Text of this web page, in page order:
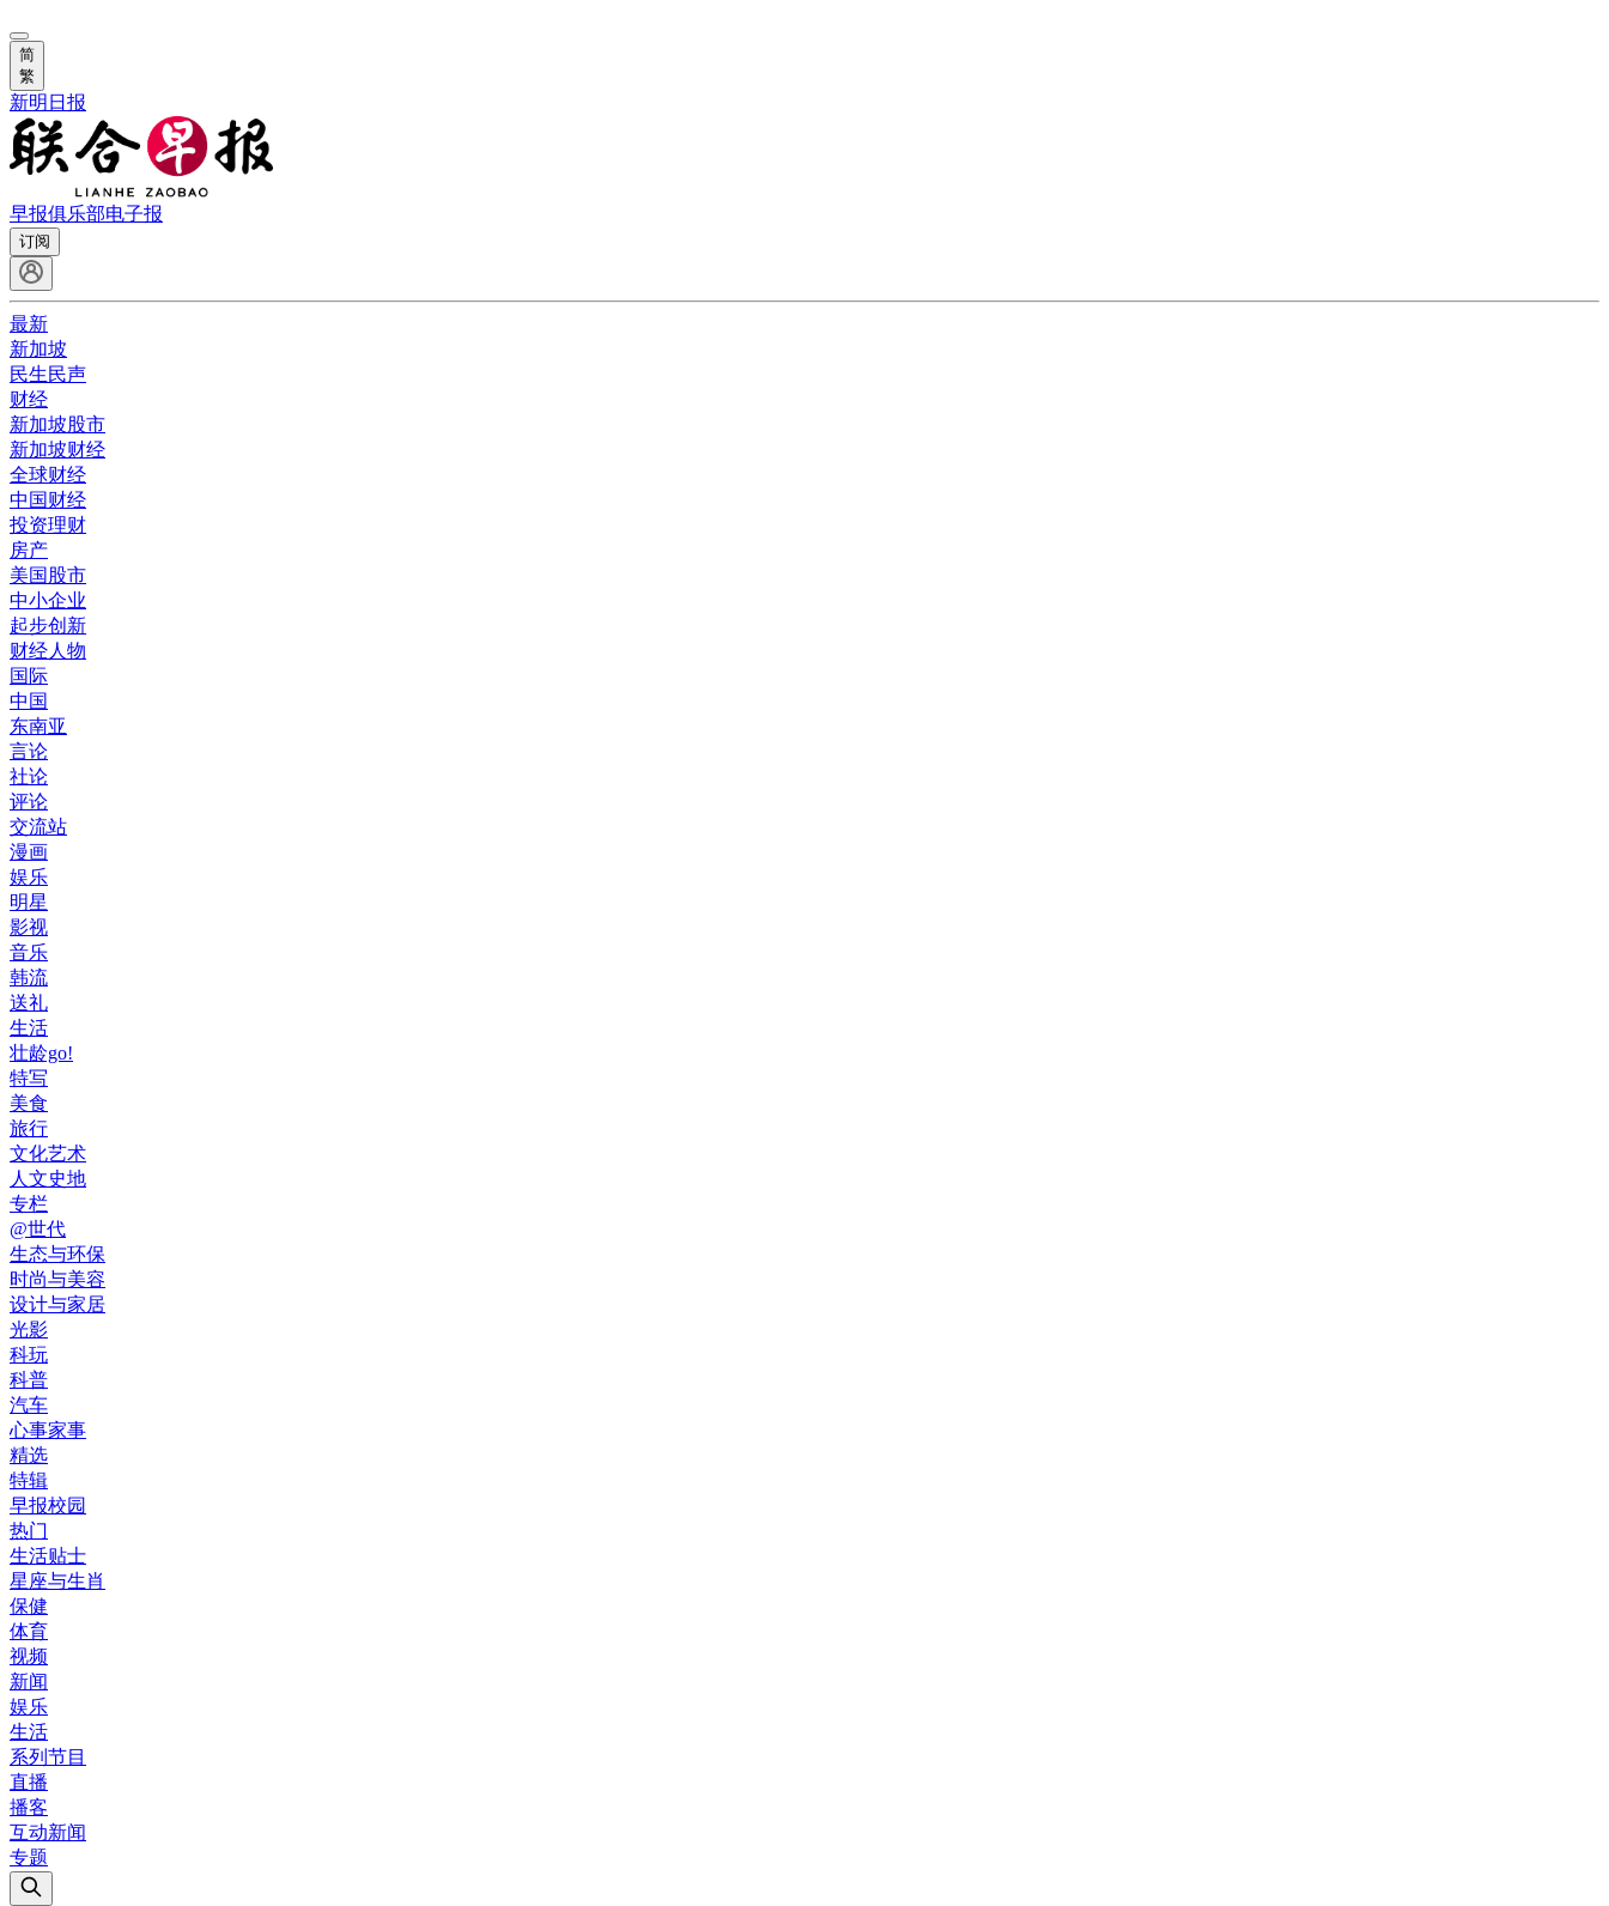
简
繁
新明日报
早报俱乐部电子报
订阅
最新
新加坡
民生民声
财经
新加坡股市
新加坡财经
全球财经
中国财经
投资理财
房产
美国股市
中小企业
起步创新
财经人物
国际
中国
东南亚
言论
社论
评论
交流站
漫画
娱乐
明星
影视
音乐
韩流
送礼
生活
壮龄go!
特写
美食
旅行
文化艺术
人文史地
专栏
@世代
生态与环保
时尚与美容
设计与家居
光影
科玩
科普
汽车
心事家事
精选
特辑
早报校园
热门
生活贴士
星座与生肖
保健
体育
视频
新闻
娱乐
生活
系列节目
直播
播客
互动新闻
专题